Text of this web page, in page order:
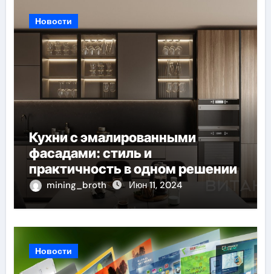
Новости
Кухни с эмалированными
фасадами: стиль и
практичность в одном решении
mining_broth Июн 11, 2024
Новости